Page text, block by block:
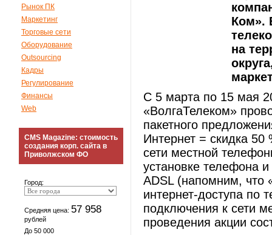
Рынок ПК
Маркетинг
Торговые сети
Оборудование
Outsourcing
Кадры
Регулирование
Финансы
Web
CMS Magazine: стоимость
создания корп. сайта в
Приволжском ФО
Город:
Средняя цена: 57 958
рублей
До 50 000
Ком».
на
С 5 марта по 15 мая
«ВолгаТелеком»
пакетного
Интернет = скидка
сети местной
установке телефона
ADSL (напомним, что
интернет-доступа по
подключения к сети
проведения акции